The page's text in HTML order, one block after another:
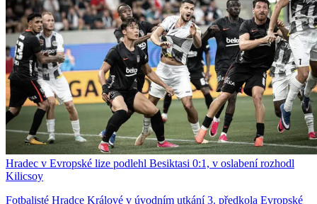
Hradec v Evropské lize podlehl Besiktasi 0:1, v oslabení rozhodl
Kilicsoy
Fotbalisté Hradce Králové v úvodním utkání 3. předkola Evropské